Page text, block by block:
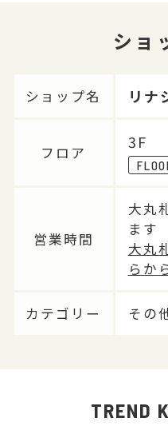
ショ
ショップ名 リナ
フロア
3F
営業時間
大丸
ます
大丸
らか
カテゴリー その
TREND